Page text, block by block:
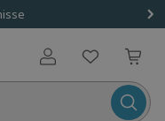
Benutzerkonto